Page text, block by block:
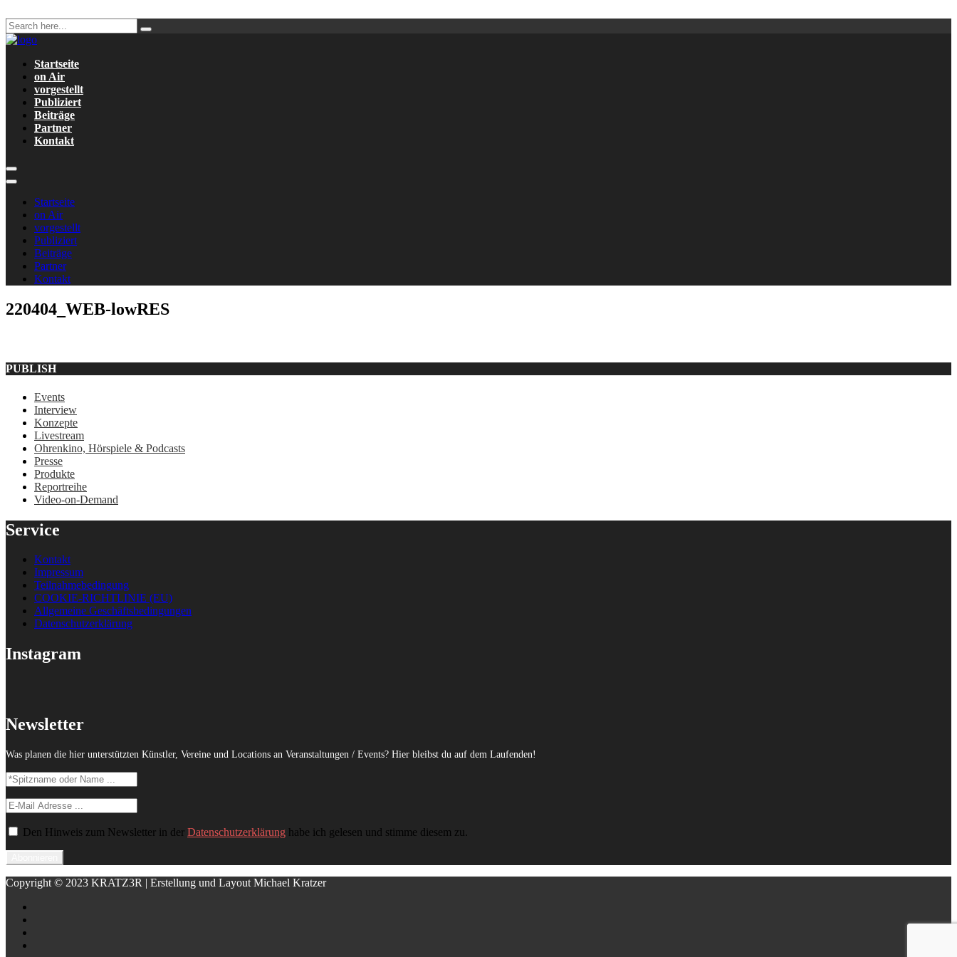
Startseite
on Air
vorgestellt
Publiziert
Beiträge
Partner
Kontakt
Startseite
on Air
vorgestellt
Publiziert
Beiträge
Partner
Kontakt
220404_WEB-lowRES
PUBLISH
Events
Interview
Konzepte
Livestream
Ohrenkino, Hörspiele & Podcasts
Presse
Produkte
Reportreihe
Video-on-Demand
Service
Kontakt
Impressum
Teilnahmebedingung
COOKIE-RICHTLINIE (EU)
Allgemeine Geschäftsbedingungen
Datenschutzerklärung
Instagram
Newsletter
Was planen die hier unterstützten Künstler, Vereine und Locations an Veranstaltungen / Events? Hier bleibst du auf dem Laufenden!
Den Hinweis zum Newsletter in der Datenschutzerklärung habe ich gelesen und stimme diesem zu.
Copyright © 2023 KRATZ3R | Erstellung und Layout Michael Kratzer